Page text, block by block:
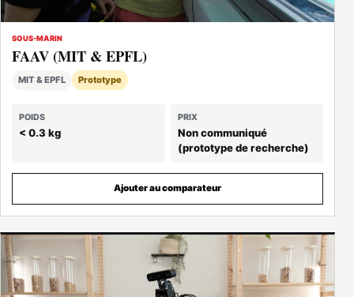
SOUS-MARIN
FAAV (MIT & EPFL)
MIT & EPFL Prototype
POIDS
< 0.3 kg
PRIX
Non communiqué
(prototype de recherche)
Ajouter au comparateur